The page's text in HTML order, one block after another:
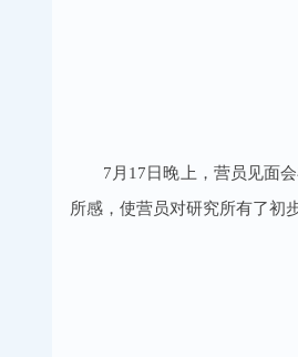
7月17日晚上，营员见面
所感，使营员对研究所有了初